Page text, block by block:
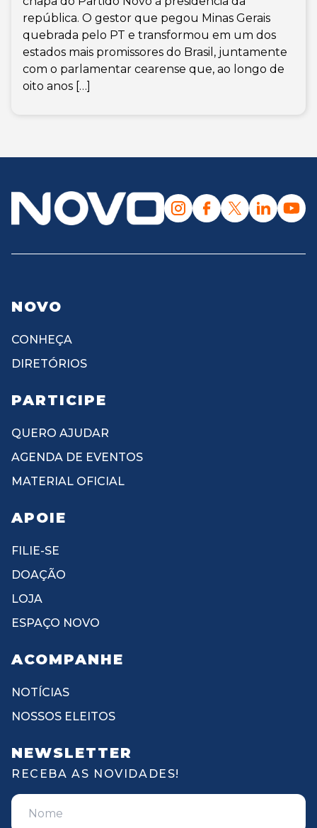
república. O gestor que pegou Minas Gerais
quebrada pelo PT e transformou em um dos
estados mais promissores do Brasil, juntamente
com o parlamentar cearense que, ao longo de
oito anos […]
NOVO
CONHEÇA
DIRETÓRIOS
PARTICIPE
QUERO AJUDAR
AGENDA DE EVENTOS
MATERIAL OFICIAL
APOIE
FILIE-SE
DOAÇÃO
LOJA
ESPAÇO NOVO
ACOMPANHE
NOTÍCIAS
NOSSOS ELEITOS
NEWSLETTER
RECEBA AS NOVIDADES!